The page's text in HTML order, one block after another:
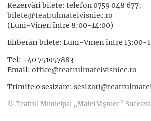
Rezervări bilete: telefon 0759 048 677;
bilete@teatrulmateivisniec.ro
(Luni-Vineri între 8:00-14:00)
Eliberări bilete: Luni-Vineri între 13:00-
Tel: +40 751057883
Email: office@teatrulmateivisniec.ro
Trimite o sesizare:
© Teatrul Municipal „Matei Vișniec” Suceava